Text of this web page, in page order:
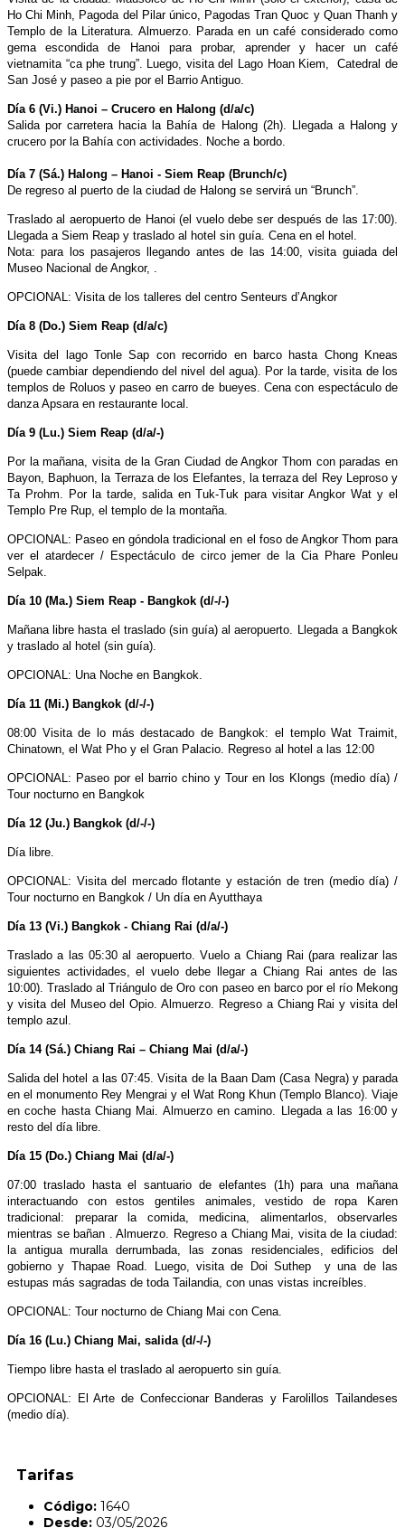
Ho Chi Minh, Pagoda del Pilar único, Pagodas Tran Quoc y Quan Thanh y
Templo de la Literatura. Almuerzo. Parada en un café considerado como
gema escondida de Hanoi para probar, aprender y hacer un café
vietnamita “ca phe trung”. Luego, visita del Lago Hoan Kiem, Catedral de
San José y paseo a pie por el Barrio Antiguo.
Día 6 (Vi.) Hanoi – Crucero en Halong (d/a/c)
Salida por carretera hacia la Bahía de Halong (2h). Llegada a Halong y
crucero por la Bahía con actividades. Noche a bordo.
Día 7 (Sá.) Halong – Hanoi - Siem Reap (Brunch/c)
De regreso al puerto de la ciudad de Halong se servirá un “Brunch”.
Traslado al aeropuerto de Hanoi (el vuelo debe ser después de las 17:00).
Llegada a Siem Reap y traslado al hotel sin guía. Cena en el hotel.
Nota: para los pasajeros llegando antes de las 14:00, visita guiada del
Museo Nacional de Angkor, .
OPCIONAL: Visita de los talleres del centro Senteurs d’Angkor
Día 8 (Do.) Siem Reap (d/a/c)
Visita del lago Tonle Sap con recorrido en barco hasta Chong Kneas
(puede cambiar dependiendo del nivel del agua). Por la tarde, visita de los
templos de Roluos y paseo en carro de bueyes. Cena con espectáculo de
danza Apsara en restaurante local.
Día 9 (Lu.) Siem Reap (d/a/-)
Por la mañana, visita de la Gran Ciudad de Angkor Thom con paradas en
Bayon, Baphuon, la Terraza de los Elefantes, la terraza del Rey Leproso y
Ta Prohm. Por la tarde, salida en Tuk-Tuk para visitar Angkor Wat y el
Templo Pre Rup, el templo de la montaña.
OPCIONAL: Paseo en góndola tradicional en el foso de Angkor Thom para
ver el atardecer / Espectáculo de circo jemer de la Cia Phare Ponleu
Selpak.
Día 10 (Ma.) Siem Reap - Bangkok (d/-/-)
Mañana libre hasta el traslado (sin guía) al aeropuerto. Llegada a Bangkok
y traslado al hotel (sin guía).
OPCIONAL: Una Noche en Bangkok.
Día 11 (Mi.) Bangkok (d/-/-)
08:00 Visita de lo más destacado de Bangkok: el templo Wat Traimit,
Chinatown, el Wat Pho y el Gran Palacio. Regreso al hotel a las 12:00
OPCIONAL: Paseo por el barrio chino y Tour en los Klongs (medio día) /
Tour nocturno en Bangkok
Día 12 (Ju.) Bangkok (d/-/-)
Día libre.
OPCIONAL: Visita del mercado flotante y estación de tren (medio día) /
Tour nocturno en Bangkok / Un día en Ayutthaya
Día 13 (Vi.) Bangkok - Chiang Rai (d/a/-)
Traslado a las 05:30 al aeropuerto. Vuelo a Chiang Rai (para realizar las
siguientes actividades, el vuelo debe llegar a Chiang Rai antes de las
10:00). Traslado al Triángulo de Oro con paseo en barco por el río Mekong
y visita del Museo del Opio. Almuerzo. Regreso a Chiang Rai y visita del
templo azul.
Día 14 (Sá.) Chiang Rai – Chiang Mai (d/a/-)
Salida del hotel a las 07:45. Visita de la Baan Dam (Casa Negra) y parada
en el monumento Rey Mengrai y el Wat Rong Khun (Templo Blanco). Viaje
en coche hasta Chiang Mai. Almuerzo en camino. Llegada a las 16:00 y
resto del día libre.
Día 15 (Do.) Chiang Mai (d/a/-)
07:00 traslado hasta el santuario de elefantes (1h) para una mañana
interactuando con estos gentiles animales, vestido de ropa Karen
tradicional: preparar la comida, medicina, alimentarlos, observarles
mientras se bañan . Almuerzo. Regreso a Chiang Mai, visita de la ciudad:
la antigua muralla derrumbada, las zonas residenciales, edificios del
gobierno y Thapae Road. Luego, visita de Doi Suthep y una de las
estupas más sagradas de toda Tailandia, con unas vistas increíbles.
OPCIONAL: Tour nocturno de Chiang Mai con Cena.
Día 16 (Lu.) Chiang Mai, salida (d/-/-)
Tiempo libre hasta el traslado al aeropuerto sin guía.
OPCIONAL: El Arte de Confeccionar Banderas y Farolillos Tailandeses
(medio día).
Tarifas
Código: 1640
Desde: 03/05/2026